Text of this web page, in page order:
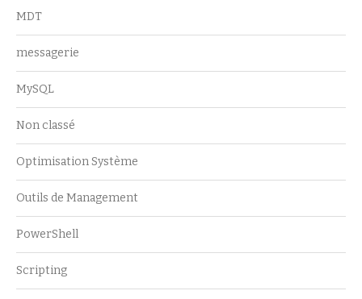
MDT
messagerie
MySQL
Non classé
Optimisation Système
Outils de Management
PowerShell
Scripting